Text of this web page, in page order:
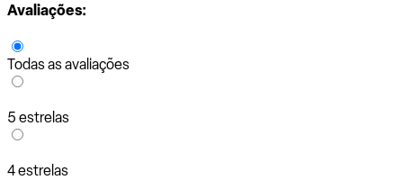
Avaliações:
Todas as avaliações
5 estrelas
4 estrelas